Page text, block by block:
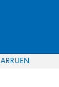
EN
RU
AR